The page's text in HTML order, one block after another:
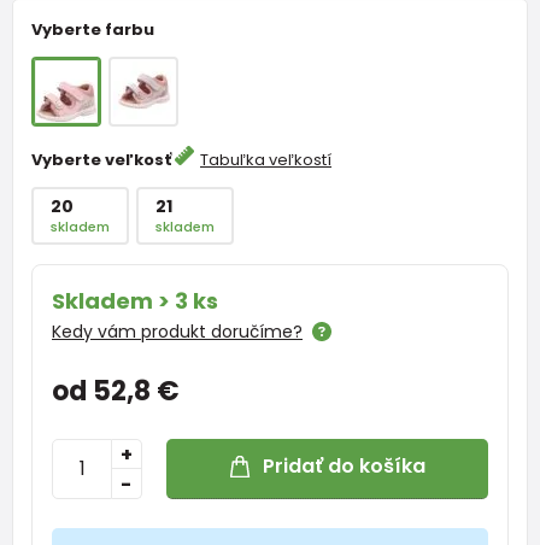
Vyberte farbu
Vyberte veľkosť Tabuľka veľkostí
20
skladem
21
skladem
Skladem > 3 ks
Kedy vám produkt doručíme?
od 52,8 €
-
+ Pridať do košíka